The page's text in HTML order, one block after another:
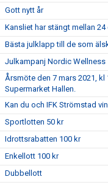
Gott nytt år
Kansliet har stängt mellan 24
Bästa julklapp till de som
Julkampanj Nordic Wellness
Årsmöte den 7 mars 2021,
Supermarket Hallen.
Kan du och IFK Strömstad
Sportlotten 50 kr
Idrottsrabatten 100 kr
Enkellott 100 kr
Dubbellott